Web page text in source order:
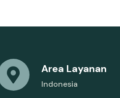
Area Layanan
Indonesia